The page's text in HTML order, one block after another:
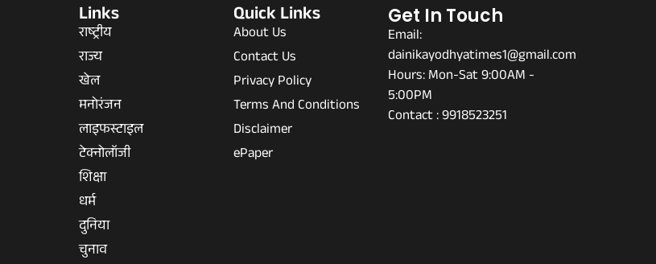
Links
राष्ट्रीय
राज्य
खेल
मनोरंजन
लाइफस्टाइल
टेक्नोलॉजी
शिक्षा
धर्म
दुनिया
चुनाव
Quick Links
About Us
Contact Us
Privacy Policy
Terms And Conditions
Disclaimer
ePaper
Get In Touch
Email:
dainikayodhyatimes1@gmail.com
Hours: Mon-Sat 9:00AM -
5:00PM
Contact : 9918523251